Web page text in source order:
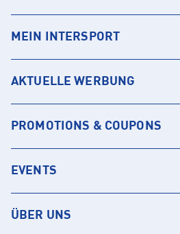
MEIN INTERSPORT
AKTUELLE WERBUNG
PROMOTIONS & COUPONS
EVENTS
ÜBER UNS